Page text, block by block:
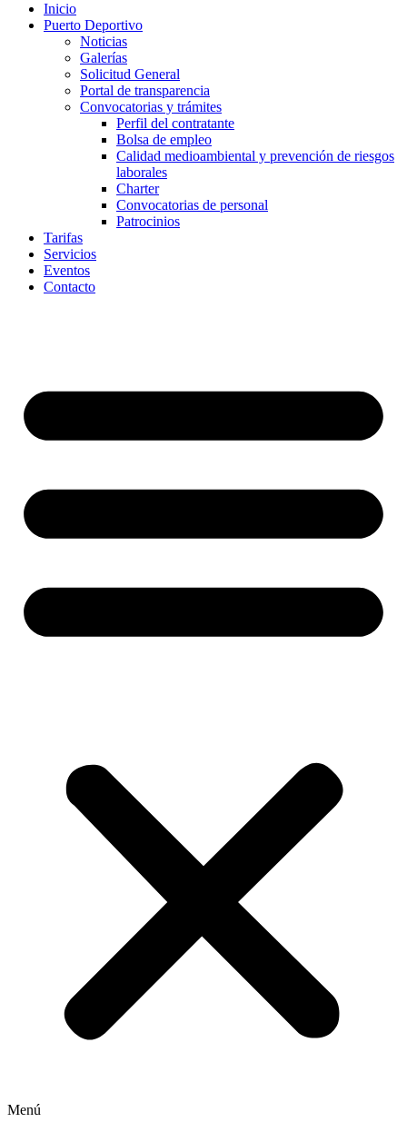
Inicio
Puerto Deportivo
Noticias
Galerías
Solicitud General
Portal de transparencia
Convocatorias y trámites
Perfil del contratante
Bolsa de empleo
Calidad medioambiental y prevención de riesgos
laborales
Charter
Convocatorias de personal
Patrocinios
Tarifas
Servicios
Eventos
Contacto
Menú